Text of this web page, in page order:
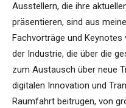
Ausstellern, die ihre
präsentieren, sind aus
Fachvorträge und
der Industrie, die über die
zum Austausch über neue
digitalen Innovation und
Raumfahrt beitrugen, von